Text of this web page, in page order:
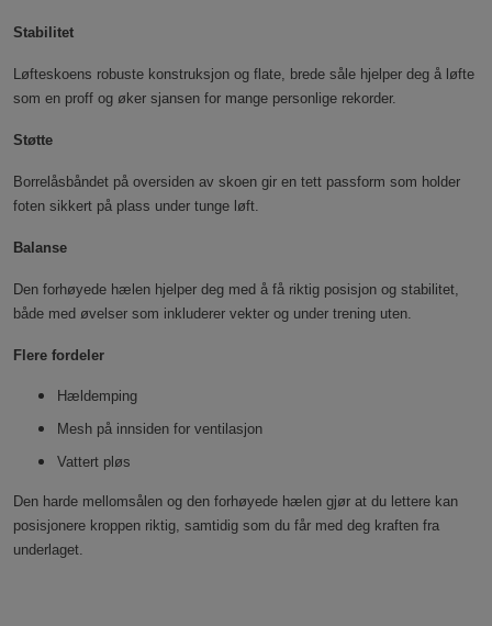
Stabilitet
Løfteskoens robuste konstruksjon og flate, brede såle hjelper deg å løfte
som en proff og øker sjansen for mange personlige rekorder.
Støtte
Borrelåsbåndet på oversiden av skoen gir en tett passform som holder
foten sikkert på plass under tunge løft.
Balanse
Den forhøyede hælen hjelper deg med å få riktig posisjon og stabilitet,
både med øvelser som inkluderer vekter og under trening uten.
Flere fordeler
Hældemping
Mesh på innsiden for ventilasjon
Vattert pløs
Den harde mellomsålen og den forhøyede hælen gjør at du lettere kan
posisjonere kroppen riktig, samtidig som du får med deg kraften fra
underlaget.